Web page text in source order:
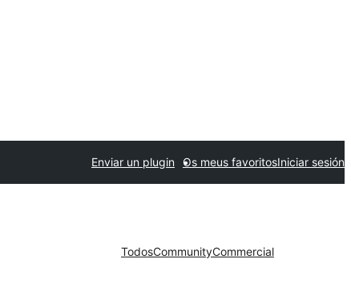
Enviar un plugin Os meus favoritosIniciar sesión
TodosCommunityCommercial